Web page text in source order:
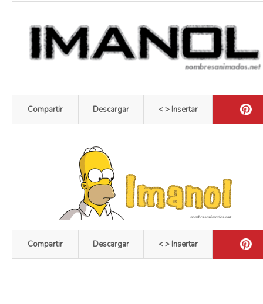
Compartir Descargar < > Insertar
Compartir Descargar < > Insertar